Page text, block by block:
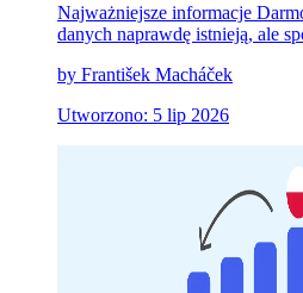
Najważniejsze informacje
danych naprawdę istnieją, ale
by František Macháček
Utworzono: 5 lip 2026